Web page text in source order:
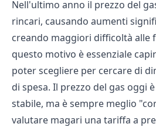
Nell'ultimo anno il prezzo del
rincari, causando aumenti
creando maggiori difficoltà alle
questo motivo è essenziale
poter scegliere per cercare di
di spesa. Il prezzo del gas oggi
stabile, ma è sempre meglio
valutare magari una tariffa a